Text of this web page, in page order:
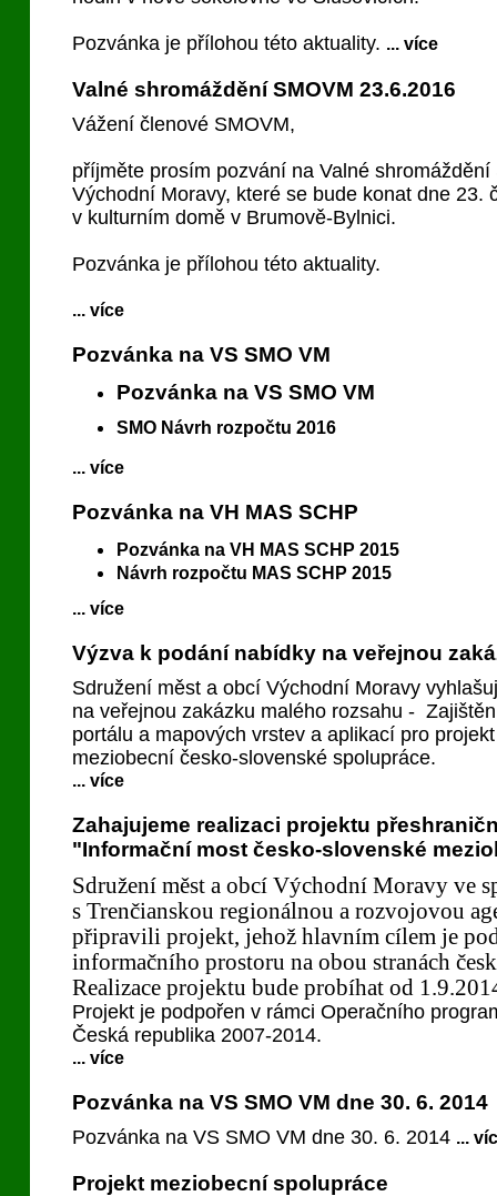
Pozvánka je přílohou této aktuality. ... více
Valné shromáždění SMOVM 23.6.2016
Vážení členové SMOVM,
příjměte prosím pozvání na Valné
Východní Moravy, které se bude konat dne 23.
v kulturním domě v Brumově-Bylnici.
Pozvánka je přílohou této aktuality.
... více
Pozvánka na VS SMO VM
Pozvánka na VS SMO VM
SMO Návrh rozpočtu 2016
... více
Pozvánka na VH MAS SCHP
Pozvánka na VH MAS SCHP 2015
Návrh rozpočtu MAS SCHP 2015
... více
Výzva k podání nabídky na veřejnou
Sdružení měst a obcí Východní Moravy
na veřejnou zakázku malého rozsahu -
portálu a mapových vrstev a aplikací pro
meziobecní česko-slovenské spolupráce.
... více
Zahajujeme realizaci projektu
"Informační most česko-slovenské
Sdružení měst a obcí Východní Moravy ve
s Trenčianskou regionálnou a rozvojovou
připravili projekt, jehož hlavním cílem je
informačního prostoru na obou stranách
Realizace projektu bude probíhat od
Projekt je podpořen v rámci Operačního
Česká republika 2007-2014.
... více
Pozvánka na VS SMO VM dne 30. 6. 2014
Pozvánka na VS SMO VM dne 30. 6. 2014 ...
Projekt meziobecní spolupráce